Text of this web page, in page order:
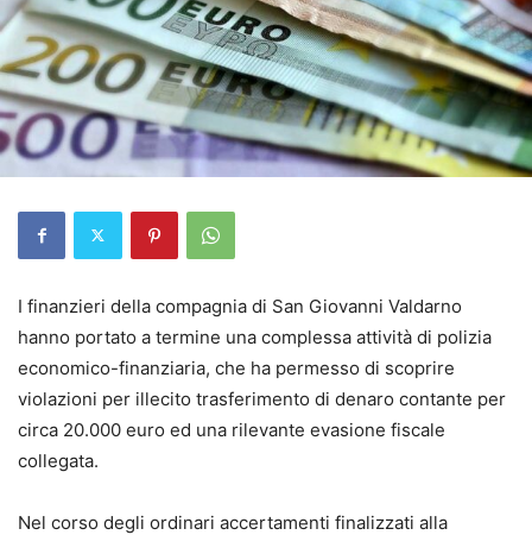
I finanzieri della compagnia di San Giovanni Valdarno
hanno portato a termine una complessa attività di polizia
economico-finanziaria, che ha permesso di scoprire
violazioni per illecito trasferimento di denaro contante per
circa 20.000 euro ed una rilevante evasione fiscale
collegata.
Nel corso degli ordinari accertamenti finalizzati alla